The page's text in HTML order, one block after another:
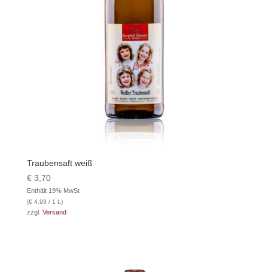
Traubensaft weiß
€3,70
Enthält 19% MwSt
(€4,93 / 1 L)
zzgl. Versand